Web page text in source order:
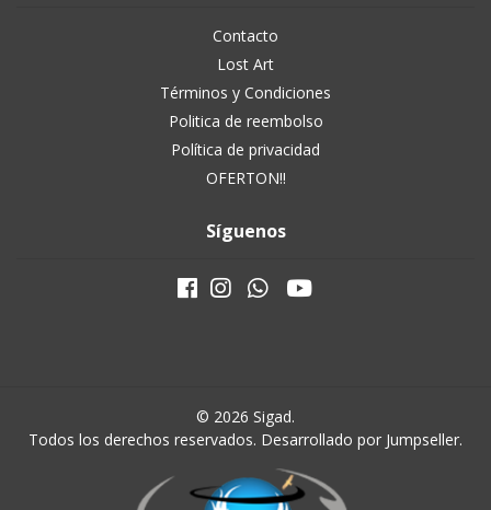
Contacto
Lost Art
Términos y Condiciones
Politica de reembolso
Política de privacidad
OFERTON!!
Síguenos
© 2026 Sigad.
Todos los derechos reservados. Desarrollado por Jumpseller.